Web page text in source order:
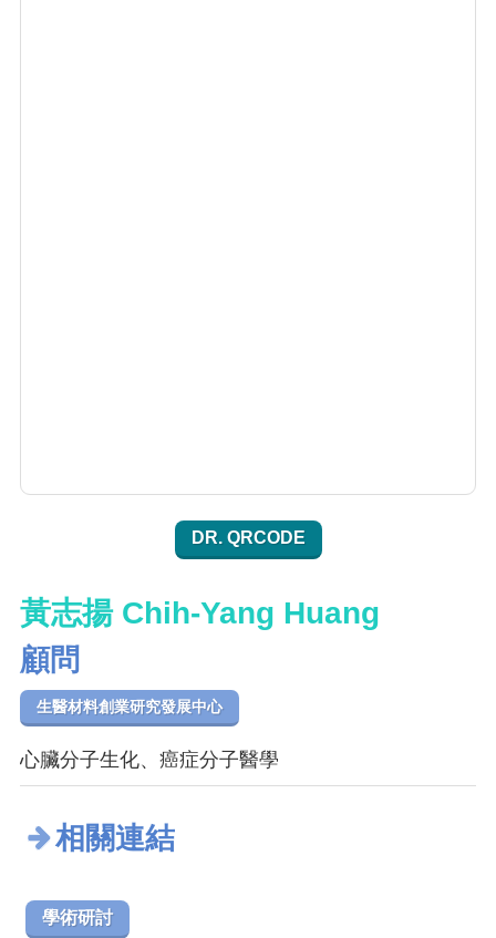
DR. QRCODE
黃志揚 Chih-Yang Huang
顧問
生醫材料創業研究發展中心
心臟分子生化、癌症分子醫學
相關連結
學術研討